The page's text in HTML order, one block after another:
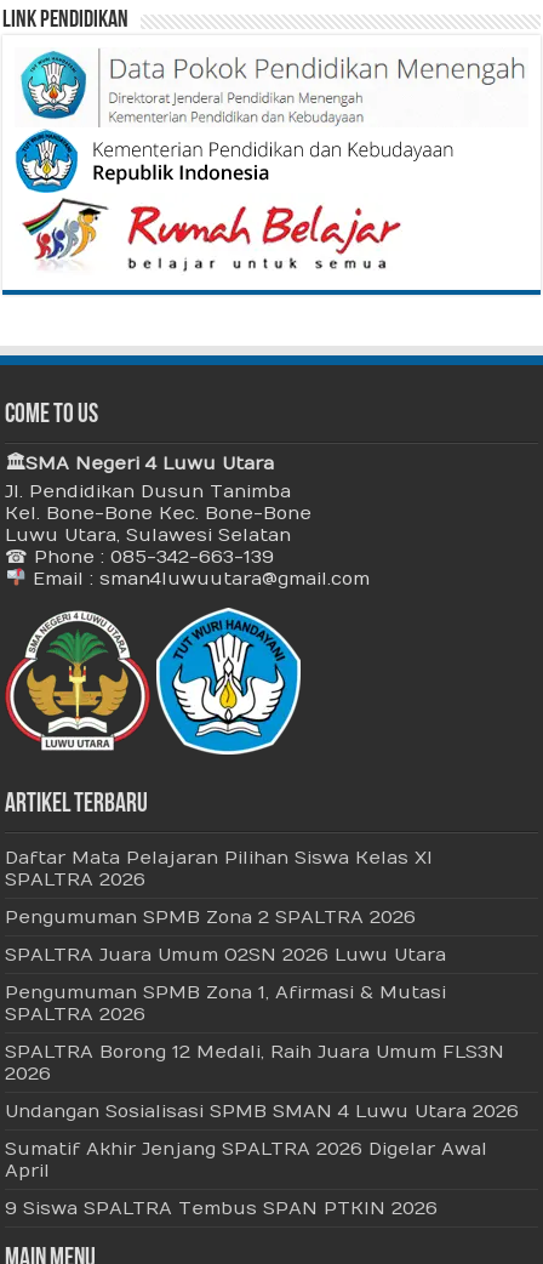
Link Pendidikan
Come To Us
🏛 SMA Negeri 4 Luwu Utara
Jl. Pendidikan Dusun Tanimba
Kel. Bone-Bone Kec. Bone-Bone
Luwu Utara, Sulawesi Selatan
☎ Phone : 085-342-663-139
Email : sman4luwuutara@gmail.com
Artikel Terbaru
Daftar Mata Pelajaran Pilihan Siswa Kelas XI
SPALTRA 2026
Pengumuman SPMB Zona 2 SPALTRA 2026
SPALTRA Juara Umum O2SN 2026 Luwu Utara
Pengumuman SPMB Zona 1, Afirmasi & Mutasi
SPALTRA 2026
SPALTRA Borong 12 Medali, Raih Juara Umum FLS3N
2026
Undangan Sosialisasi SPMB SMAN 4 Luwu Utara 2026
Sumatif Akhir Jenjang SPALTRA 2026 Digelar Awal
April
9 Siswa SPALTRA Tembus SPAN PTKIN 2026